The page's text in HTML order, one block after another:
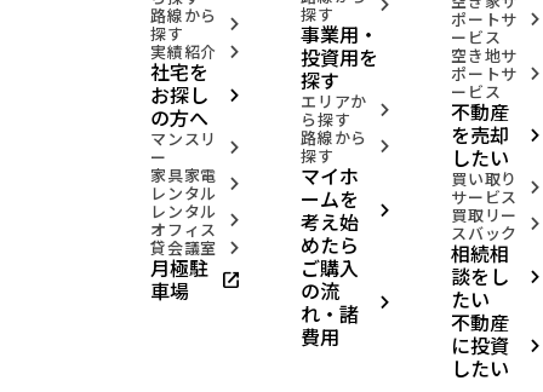
路線から
探す arrow_forward_ios
実績紹介 arrow_forward_ios
社宅を
お探し
の方へ
arrow_forward_ios
マンスリ
ー arrow_forward_ios
家具家電
レンタル arrow_forward_ios
レンタル
オフィス arrow_forward_ios
貸会議室 arrow_forward_ios
月極駐
車場 open_in_new
探す arrow_forward_ios
事業用・
投資用を
探す
エリアか
ら探す arrow_forward_ios
路線から
探す arrow_forward_ios
マイホ
ームを
考え始
めたら
arrow_forward_ios
ご購入
の流
れ・諸
費用
arrow_forward_ios
ポートサ
ービス
arrow_forward_ios
空き地サ
ポートサ
ービス
arrow_forward_ios
不動産
を売却
したい
arrow_forward_ios
買い取り
サービス arrow_forward_ios
買取リー
スバック arrow_forward_ios
相続相
談をし
たい
arrow_forward_ios
不動産
に投資
したい
arrow_forward_ios